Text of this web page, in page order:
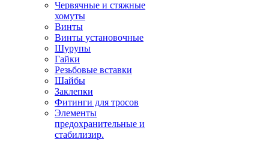
Червячные и стяжные
хомуты
Винты
Винты установочные
Шурупы
Гайки
Резьбовые вставки
Шайбы
Заклепки
Фитинги для тросов
Элементы
предохранительные и
стабилизир.